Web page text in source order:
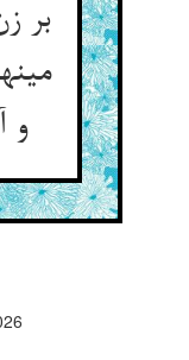
بر
و